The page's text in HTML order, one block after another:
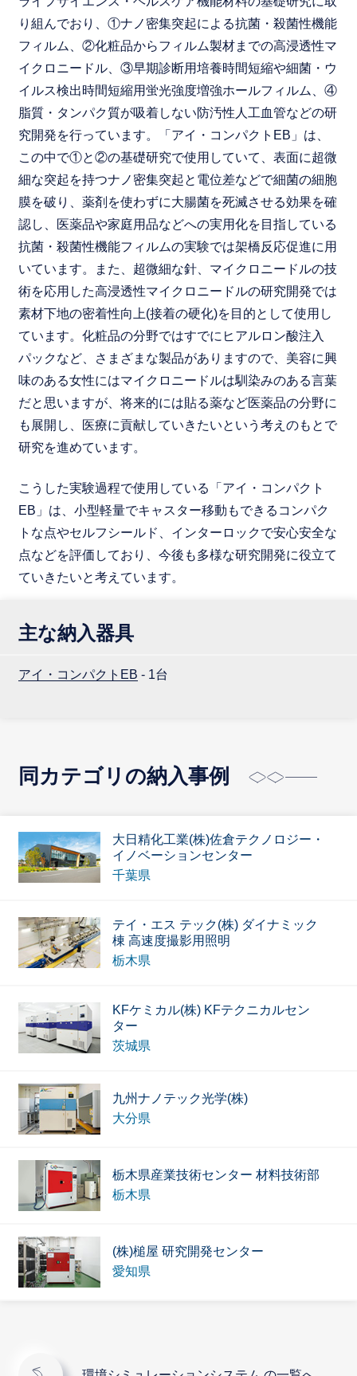
り組んでおり、①ナノ密集突起による抗菌・殺菌性機能
フィルム、②化粧品からフィルム製材までの高浸透性マ
イクロニードル、③早期診断用培養時間短縮や細菌・ウ
イルス検出時間短縮用蛍光強度増強ホールフィルム、④
脂質・タンパク質が吸着しない防汚性人工血管などの研
究開発を行っています。「アイ・コンパクトEB」は、
この中で①と②の基礎研究で使用していて、表面に超微
細な突起を持つナノ密集突起と電位差などで細菌の細胞
膜を破り、薬剤を使わずに大腸菌を死滅させる効果を確
認し、医薬品や家庭用品などへの実用化を目指している
抗菌・殺菌性機能フィルムの実験では架橋反応促進に用
いています。また、超微細な針、マイクロニードルの技
術を応用した高浸透性マイクロニードルの研究開発では
素材下地の密着性向上(接着の硬化)を目的として使用し
ています。化粧品の分野ではすでにヒアルロン酸注入
パックなど、さまざまな製品がありますので、美容に興
味のある女性にはマイクロニードルは馴染みのある言葉
だと思いますが、将来的には貼る薬など医薬品の分野に
も展開し、医療に貢献していきたいという考えのもとで
研究を進めています。
こうした実験過程で使用している「アイ・コンパクト
EB」は、小型軽量でキャスター移動もできるコンパク
トな点やセルフシールド、インターロックで安心安全な
点などを評価しており、今後も多様な研究開発に役立て
ていきたいと考えています。
主な納入器具
アイ・コンパクトEB - 1台
同カテゴリの納入事例
大日精化工業(株)佐倉テクノロジー・
イノベーションセンター
千葉県
テイ・エス テック(株) ダイナミック
棟 高速度撮影用照明
栃木県
KFケミカル(株) KFテクニカルセン
ター
茨城県
九州ナノテック光学(株)
大分県
栃木県産業技術センター 材料技術部
栃木県
(株)槌屋 研究開発センター
愛知県